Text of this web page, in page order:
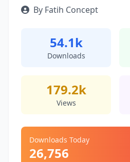
By Fatih Concept
54.1k
Downloads
179.2k
Views
Downloads Today
26,756